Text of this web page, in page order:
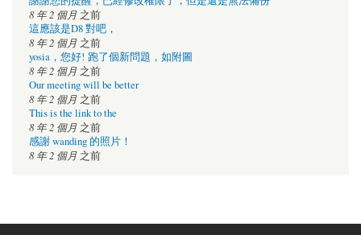
8 年 2 個月 之前
這應該是D8 對吧，
8 年 2 個月 之前
yosia，您好! 跑了個新問題，如附圖
8 年 2 個月 之前
Our meeting will be better
8 年 2 個月 之前
This is the link to the
8 年 2 個月 之前
感謝 wanding 的照片！
8 年 2 個月 之前